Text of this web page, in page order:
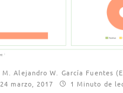
M. Alejandro W. García Fuentes
24 marzo, 2017
1 Minuto de